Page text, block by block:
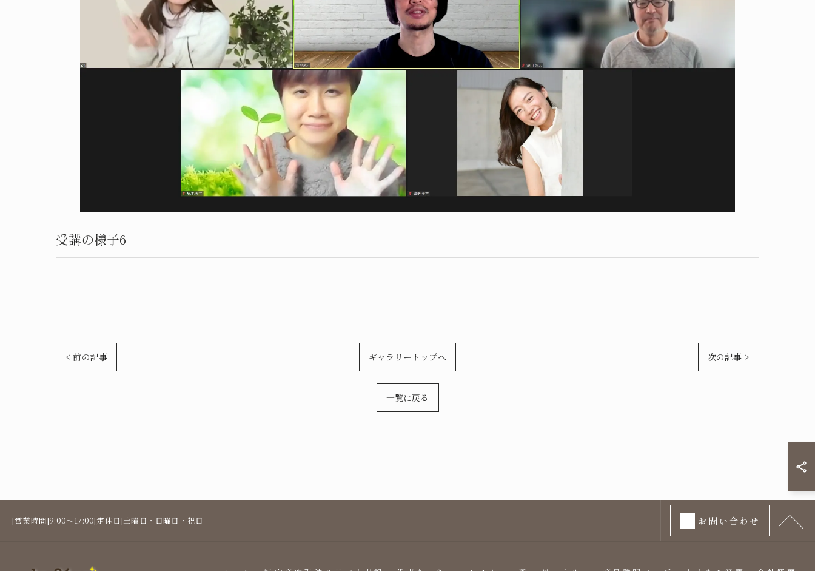
受講の様子6
< 前の記事 ギャラリートップへ 次の記事 >
一覧に戻る
[営業時間]9:00～17:00[定休日]土曜日・日曜日・祝日 お問い合わせ